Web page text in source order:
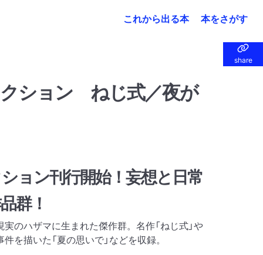
これから出る本 本をさがす
share
share
ション ねじ式／夜が
ョン刊行開始！妄想と日常
群！
のハザマに生まれた傑作群。名作「ねじ式」や
を描いた「夏の思いで」などを収録。